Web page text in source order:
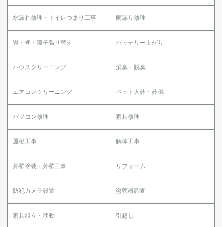
水漏れ修理・トイレつまり工事 雨漏り修理
畳・襖・障子張り替え バッテリー上がり
ハウスクリーニング 消臭・脱臭
エアコンクリーニング ペット火葬・葬儀
パソコン修理 家具修理
屋根工事 解体工事
外壁塗装・外壁工事 リフォーム
防犯カメラ設置 盗聴器調査
家具組立・移動 引越し